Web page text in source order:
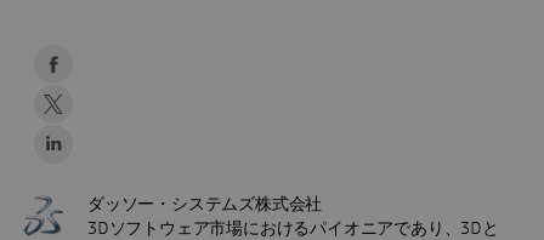
ダッソー・システムズ株式会社
3Dソフトウェア市場におけるパイオニアであり、3Dと